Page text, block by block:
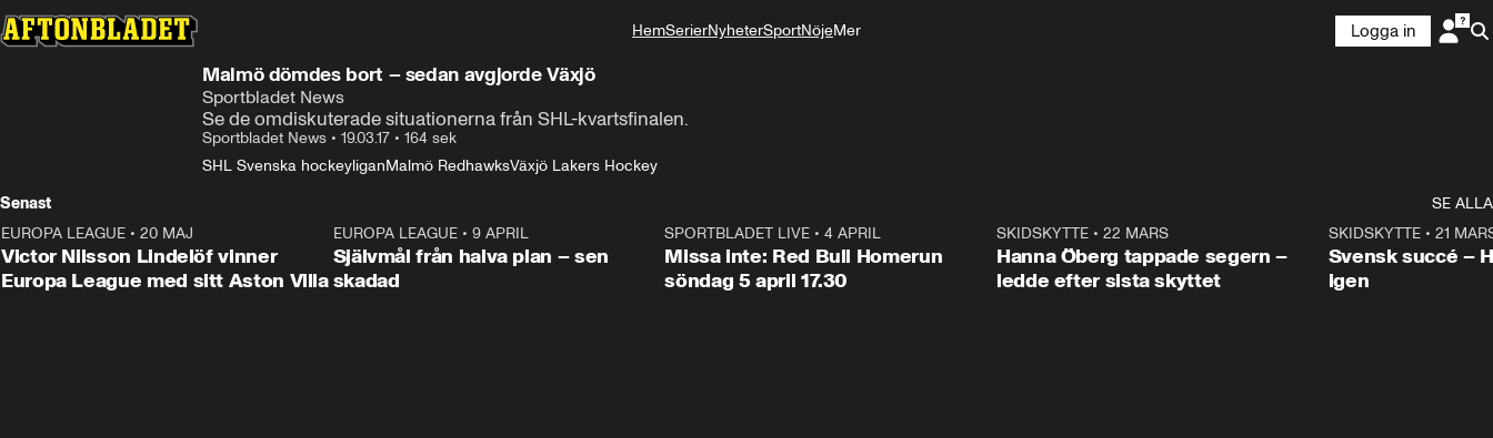
HemSerierNyheterSportNöjeMer
Logga in
Malmö dömdes bort – sedan avgjorde Växjö
Sportbladet News
Se de omdiskuterade situationerna från SHL-kvartsfinalen.
Sportbladet News • 19.03.17 • 164 sek
SHL Svenska hockeyliganMalmö RedhawksVäxjö Lakers Hockey
Senast
SE ALLA
EUROPA LEAGUE • 20 MAJ
Victor Nilsson Lindelöf vinner
Europa League med sitt Aston Villa
1:03
EUROPA LEAGUE• 9 APRIL
Självmål från halva plan – sen
skadad
SPORTBLADET LIVE •4 APRIL
Missa inte: Red Bull Homerun
söndag 5 april 17.30
SKIDSKYTTE• 22 MARS
Hanna Öberg tappade segern –
ledde efter sista skyttet
SKIDSKYTTE• 21
Svensk succé –
igen